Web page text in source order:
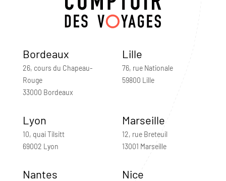
Bordeaux
26, cours du Chapeau-
Rouge
33000 Bordeaux
Lille
76, rue Nationale
59800 Lille
Lyon
10, quai Tilsitt
69002 Lyon
Marseille
12, rue Breteuil
13001 Marseille
Nantes Nice